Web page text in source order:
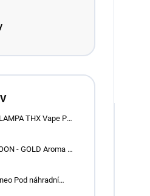
THX Vape Pen
predmet
- GOLD Aroma 10
Pod náhradní